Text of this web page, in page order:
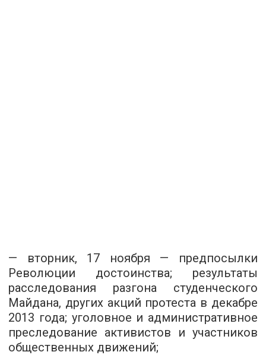
— вторник, 17 ноября — предпосылки
Революции достоинства; результаты
расследования разгона студенческого
Майдана, других акций протеста в декабре
2013 года; уголовное и административное
преследование активистов и участников
общественных движений;